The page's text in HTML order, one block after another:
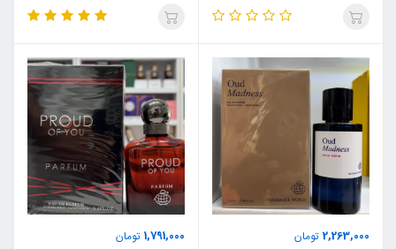
ورد(الیسیا سوییت بنانا ) | (Kayali
Banana (ELY SIA Sweet
Banana Fragrance World حجم
100 میل(شرکتی)
2,263,000 تومان
1,791,000 تومان